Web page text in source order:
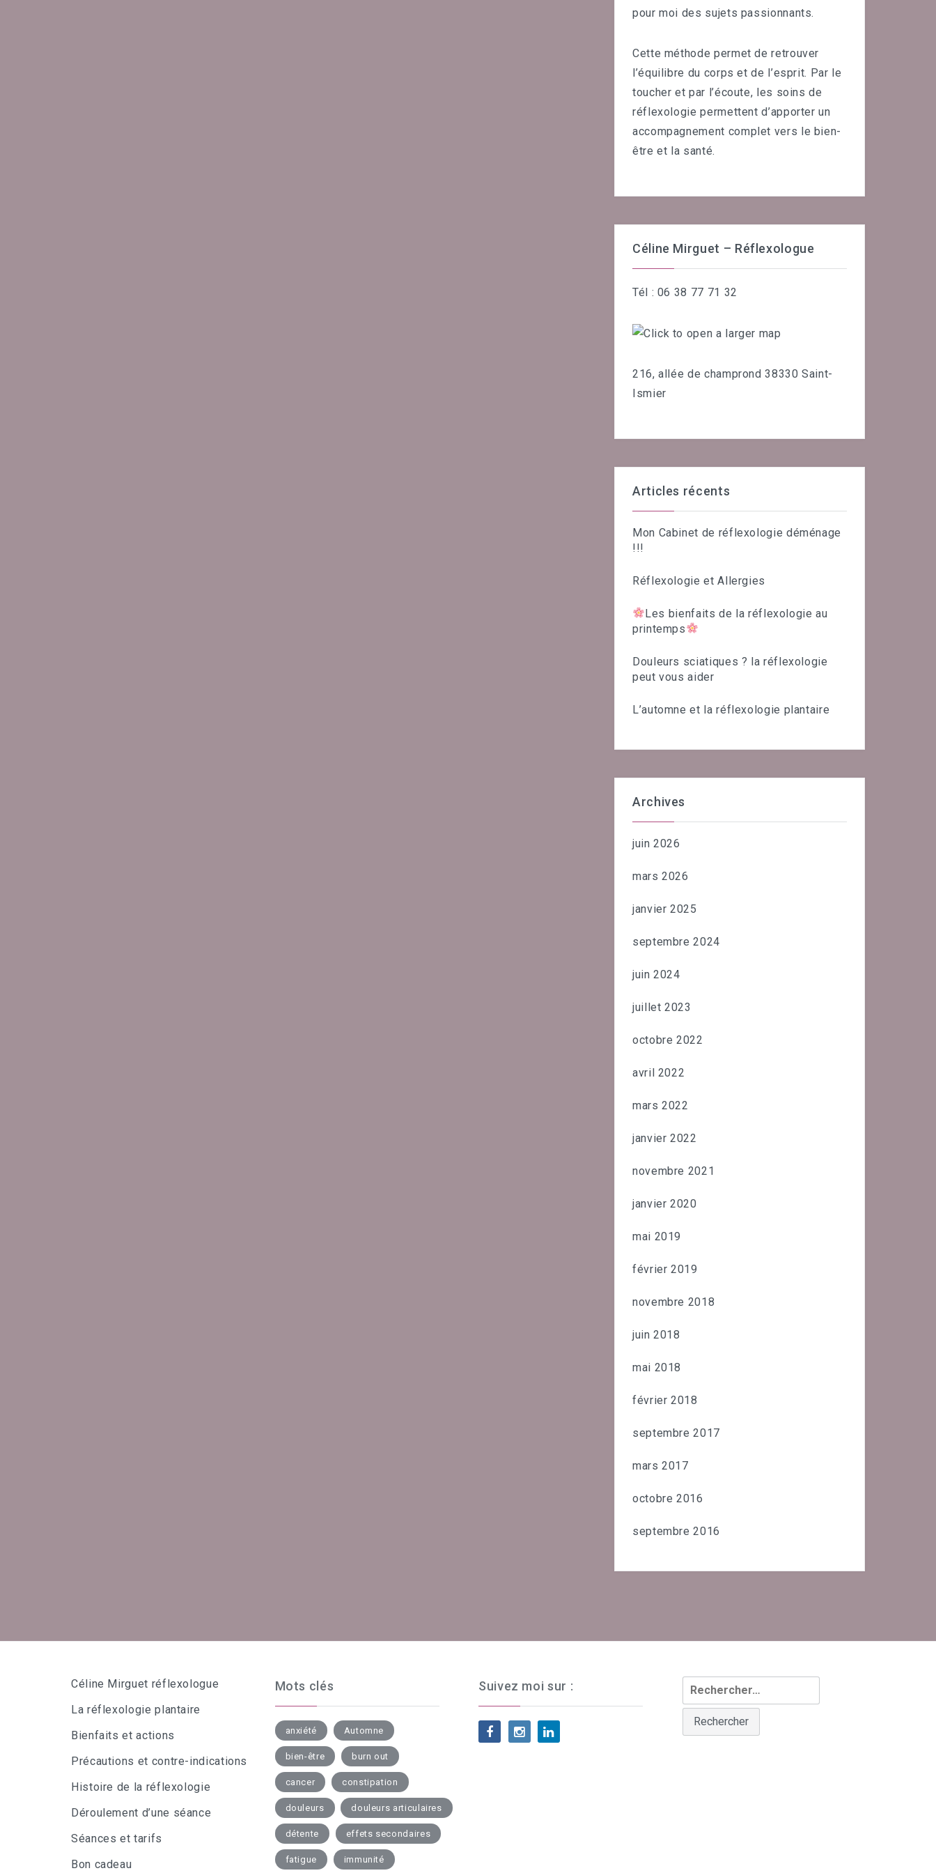
pour moi des sujets passionnants.
Cette méthode permet de retrouver
l’équilibre du corps et de l’esprit. Par le
toucher et par l’écoute, les soins de
réflexologie permettent d’apporter un
accompagnement complet vers le bien-
être et la santé.
Céline Mirguet – Réflexologue
Tél : 06 38 77 71 32
216, allée de champrond 38330 Saint-
Ismier
Articles récents
Mon Cabinet de réflexologie déménage
!!!
Réflexologie et Allergies
Les bienfaits de la réflexologie au
printemps
Douleurs sciatiques ? la réflexologie
peut vous aider
L’automne et la réflexologie plantaire
Archives
juin 2026
mars 2026
janvier 2025
septembre 2024
juin 2024
juillet 2023
octobre 2022
avril 2022
mars 2022
janvier 2022
novembre 2021
janvier 2020
mai 2019
février 2019
novembre 2018
juin 2018
mai 2018
février 2018
septembre 2017
mars 2017
octobre 2016
septembre 2016
Céline Mirguet réflexologue
La réflexologie plantaire
Bienfaits et actions
Précautions et contre-indications
Histoire de la réflexologie
Déroulement d’une séance
Séances et tarifs
Bon cadeau
Mots clés
anxiété Automne
bien-être burn out
cancer constipation
douleurs douleurs articulaires
détente effets secondaires
fatigue immunité
Suivez moi sur : Rechercher :